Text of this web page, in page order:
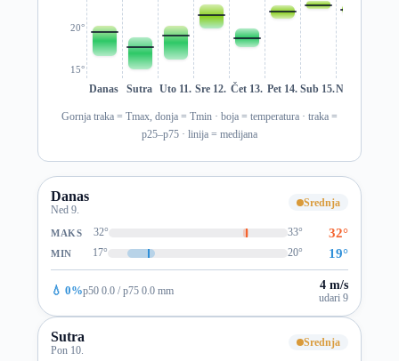
15°
20°
Danas Sutra Uto 11. Sre 12. Čet 13. Pet 14. Sub 15.Ned 16.
Gornja traka = Tmax, donja = Tmin · boja = temperatura · traka =
p25–p75 · linija = medijana
Danas
Ned 9.
Srednja
MAKS 32° 33° 32°
MIN 17° 20° 19°
💧 0%p50 0.0 / p75 0.0 mm 4 m/s
udari 9
Sutra
Pon 10.
Srednja